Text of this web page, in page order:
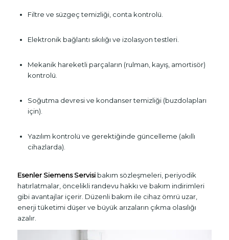
Filtre ve süzgeç temizliği, conta kontrolü.
Elektronik bağlantı sıkılığı ve izolasyon testleri.
Mekanik hareketli parçaların (rulman, kayış, amortisör)
kontrolü.
Soğutma devresi ve kondanser temizliği (buzdolapları
için).
Yazılım kontrolü ve gerektiğinde güncelleme (akıllı
cihazlarda).
Esenler Siemens Servisibakım sözleşmeleri, periyodik
hatırlatmalar, öncelikli randevu hakkı ve bakım indirimleri
gibi avantajlar içerir. Düzenli bakım ile cihaz ömrü uzar,
enerji tüketimi düşer ve büyük arızaların çıkma olasılığı
azalır.